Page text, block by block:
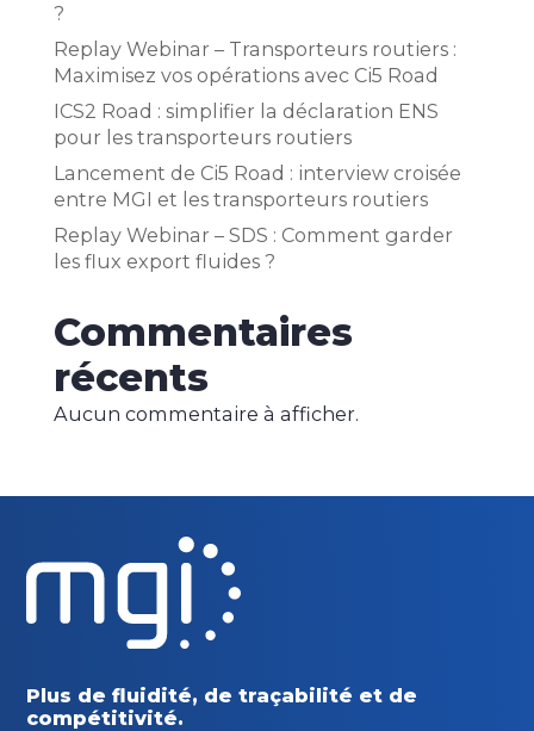
?
Replay Webinar – Transporteurs routiers :
Maximisez vos opérations avec Ci5 Road
ICS2 Road : simplifier la déclaration ENS
pour les transporteurs routiers
Lancement de Ci5 Road : interview croisée
entre MGI et les transporteurs routiers
Replay Webinar – SDS : Comment garder
les flux export fluides ?
Commentaires
récents
Aucun commentaire à afficher.
Plus de fluidité, de traçabilité et de
compétitivité.